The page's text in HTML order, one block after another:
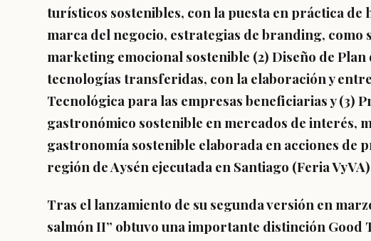
turísticos sostenibles, con la puesta en práctica de
marca del negocio, estrategias de branding,
marketing emocional sostenible (2) Diseño de Plan
tecnologías transferidas, con la elaboración y
Tecnológica para las empresas beneficiarias y (3)
gastronómico sostenible en mercados de interés,
gastronomía sostenible elaborada en acciones de
región de Aysén ejecutada en Santiago (Feria
Tras el lanzamiento de su segunda versión en
salmón II” obtuvo una importante distinción Good